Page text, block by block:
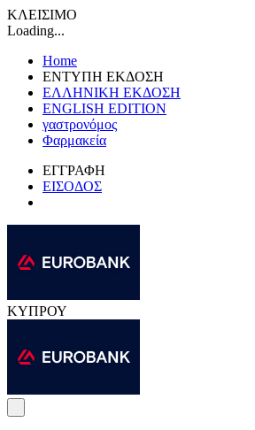
ΚΛΕΙΣΙΜΟ
Loading...
Home
ΕΝΤΥΠΗ ΕΚΔΟΣΗ
ΕΛΛΗΝΙΚΗ ΕΚΔΟΣΗ
ENGLISH EDITION
γαστρονόμος
Φαρμακεία
ΕΓΓΡΑΦΗ
ΕΙΣΟΔΟΣ
ΚΥΠΡΟΥ